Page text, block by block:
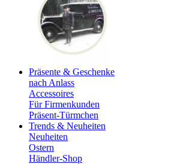
Präsente & Geschenke
nach Anlass
Accessoires
Für Firmenkunden
Präsent-Türmchen
Trends & Neuheiten
Neuheiten
Ostern
Händler-Shop